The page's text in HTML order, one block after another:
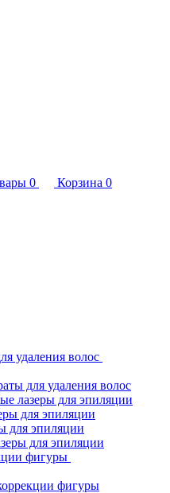
0 Корзина 0
удаления волос
для удаления волос
лазеры для эпиляции
для эпиляции
для эпиляции
для эпиляции
фигуры
фигуры